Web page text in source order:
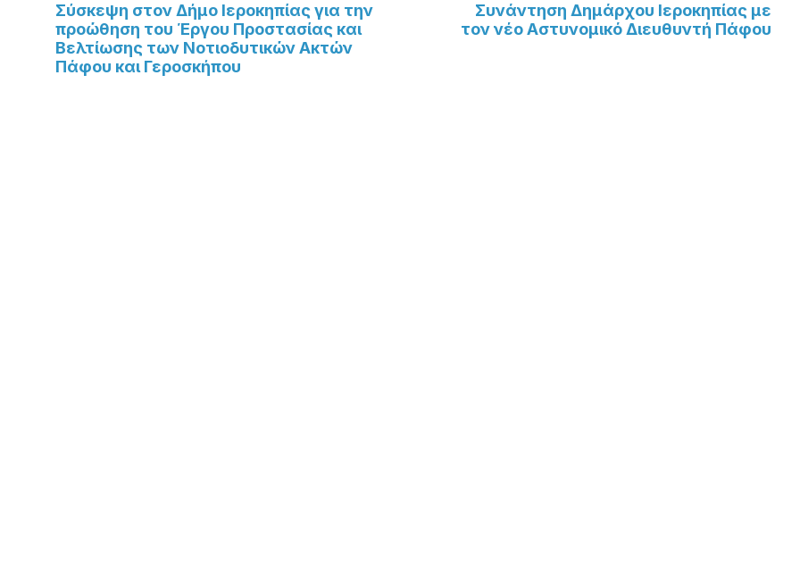
Σύσκεψη στον Δήμο Ιεροκηπίας για την
προώθηση του Έργου Προστασίας και
Βελτίωσης των Νοτιοδυτικών Ακτών
Πάφου και Γεροσκήπου
Συνάντηση Δημάρχου Ιεροκηπίας με
τον νέο Αστυνομικό Διευθυντή Πάφου